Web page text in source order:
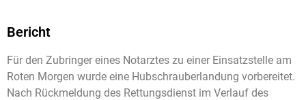
Bericht
Für den Zubringer eines Notarztes zu einer Einsatzstelle am
Roten Morgen wurde eine Hubschrauberlandung vorbereitet.
Nach Rückmeldung des Rettungsdienst im Verlauf des